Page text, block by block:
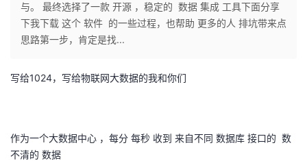
人
我
者
与。 最终选择了一款 开源 ，稳定的 数据 集成 工具下面分享
下我下载 这个 软件 的一些过程，也帮助 更多的人 排坑带来点
思路第一步，肯定是找...
写给1024，写给物联网大数据的我和你们
作为一个大数据中心 ，每分 每秒 收到 来自不同 数据库 接口的 数
不清的 数据